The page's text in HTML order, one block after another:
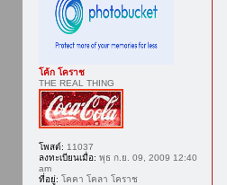
โค้ก โคราช
THE REAL THING
โพสต์: 11037
ลงทะเบียนเมื่อ: พุธ ก.ย. 09, 2009 12:40
am
ที่อยู่: โคคา โคลา โคราช